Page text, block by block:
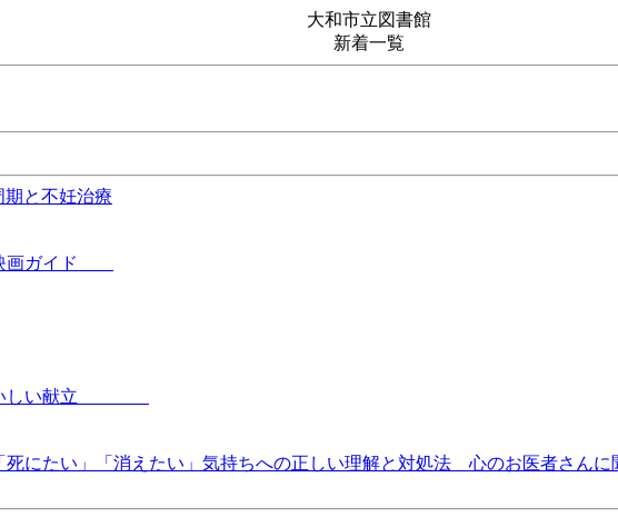
大和市立図書館
新着一覧
と不妊治療
画ガイド
おいしい献立
にたい」「消えたい」気持ちへの正しい理解と対処法 心のお医者さん